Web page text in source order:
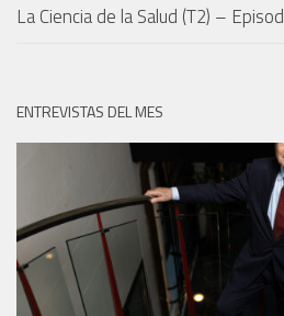
La Ciencia de la Salud (T2) –
ENTREVISTAS DEL MES